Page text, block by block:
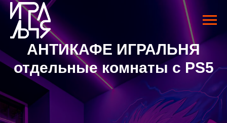
АНТИКАФЕ ИГРАЛЬНЯ
отдельные комнаты с PS5